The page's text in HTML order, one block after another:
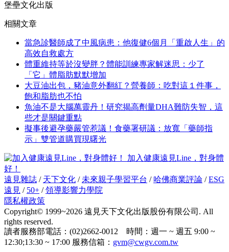
堡壘文化出版
相關文章
當急診醫師成了中風病患：他復健6個月「重啟人生」的
高效自救處方
體重維持等於沒變胖？體能訓練專家解迷思：少了
「它」體脂肪默默增加
大豆油出包，豬油意外翻紅？營養師：吃對這１件事，
飽和脂肪也不怕
魚油不是大腦萬靈丹！研究揭高劑量DHA難防失智，這
些才是關鍵重點
擬事後避孕藥嚴管惹議！食藥署研議：放寬「藥師指
示」雙管道購買現曙光
加入健康遠見Line，對身體
好！
遠見雜誌 / 天下文化 / 未來親子學習平台 / 哈佛商業評論 /ESG
遠見 / 50+ /領導影響力學院
隱私權政策
Copyright© 1999~2026 遠見天下文化出版股份有限公司. All
rights reserved.
讀者服務部電話：(02)2662-0012 時間：週一 ~ 週五 9:00 ~
12:30;13:30 ~ 17:00 服務信箱： gvm@cwgv.com.tw